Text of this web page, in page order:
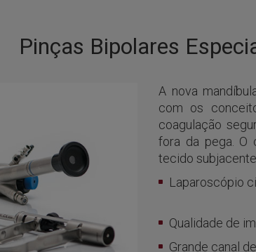
Pinças Bipolares
A nova
com os
coagulação
fora da pega. O
tecido
Laparoscópio
Qualidade de
Grande canal